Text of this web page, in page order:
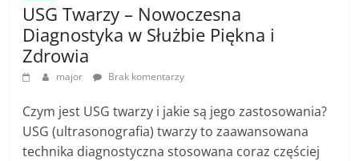
USG Twarzy – Nowoczesna
Diagnostyka w Służbie Piękna i
Zdrowia
major Brak komentarzy
Czym jest USG twarzy i jakie są jego zastosowania?
USG (ultrasonografia) twarzy to zaawansowana
technika diagnostyczna stosowana coraz częściej